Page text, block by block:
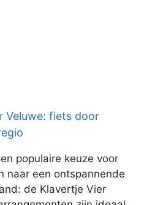
Veluwe: fiets door
populaire keuze voor
naar een ontspannende
de Klavertje Vier